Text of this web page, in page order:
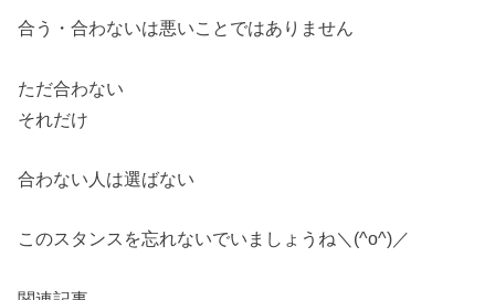
合う・合わないは悪いことではありません
ただ合わない
それだけ
合わない人は選ばない
このスタンスを忘れないでいましょうね＼(^o^)／